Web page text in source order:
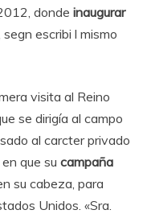
donde inaugurar
escribi l mismo
visita al Reino
se dirigía al campo
al carcter privado
que su campaña
su cabeza, para
Unidos. «Sra.